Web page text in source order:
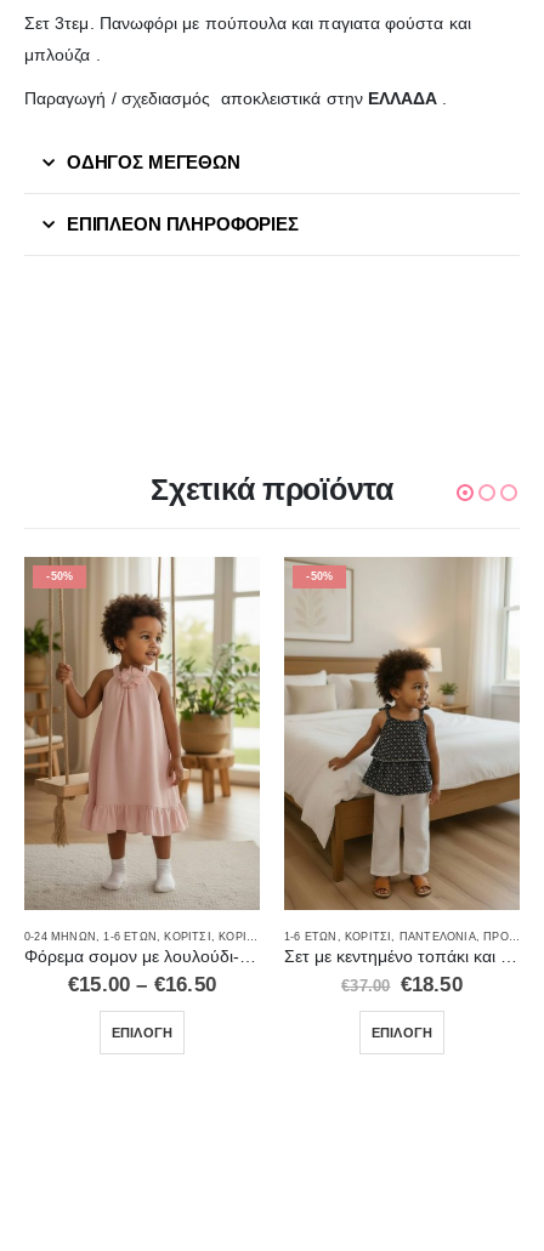
Σετ 3τεμ. Πανωφόρι με πούπουλα και παγιατα φούστα και
μπλούζα .
Παραγωγή / σχεδιασμός αποκλειστικά στην ΕΛΛΑΔΑ .
ΟΔΗΓΟΣ ΜΕΓΕΘΩΝ
ΕΠΙΠΛΈΟΝ ΠΛΗΡΟΦΟΡΊΕΣ
Σχετικά προϊόντα
ΚΟΡΊΤΣΙ,ΚΟΡΊΤΣΙ,ΜΑΓΙΌ ,ΠΑΡΕΌ , ΠΡΟΣΦΟΡΈΣ
-50%
0-24 ΜΗΝΏΝ 1-6 ΕΤΏΝ ΚΟΡΊΤΣΙ ΚΟΡΊΤΣΙ ΦΟΡΈΜΑΤΑ ΦΟΡΈΜΑΤΑ-ΦΟΎΣΤΕΣ
€15.00 – €16.50
ΕΠΙΛΟΓΉ
-50%
1-6 ΕΤΏΝ ΚΟΡΊΤΣΙ ΠΑΝΤΕΛΌΝΙΑ, ΠΡΟΣΦΟΡΈΣ
€37.00 €18.50
ΕΠΙΛΟΓΉ